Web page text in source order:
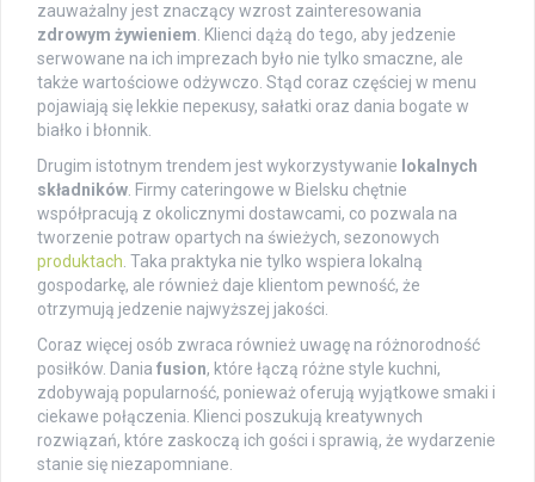
zauważalny jest znaczący wzrost zainteresowania
zdrowym żywieniem. Klienci dążą do tego, aby jedzenie
serwowane na ich imprezach było nie tylko smaczne, ale
także wartościowe odżywczo. Stąd coraz częściej w menu
pojawiają się lekkie перекusy, sałatki oraz dania bogate w
białko i błonnik.
Drugim istotnym trendem jest wykorzystywanie lokalnych
składników. Firmy cateringowe w Bielsku chętnie
współpracują z okolicznymi dostawcami, co pozwala na
tworzenie potraw opartych na świeżych, sezonowych
produktach. Taka praktyka nie tylko wspiera lokalną
gospodarkę, ale również daje klientom pewność, że
otrzymują jedzenie najwyższej jakości.
Coraz więcej osób zwraca również uwagę na różnorodność
posiłków. Dania fusion, które łączą różne style kuchni,
zdobywają popularność, ponieważ oferują wyjątkowe smaki i
ciekawe połączenia. Klienci poszukują kreatywnych
rozwiązań, które zaskoczą ich gości i sprawią, że wydarzenie
stanie się niezapomniane.